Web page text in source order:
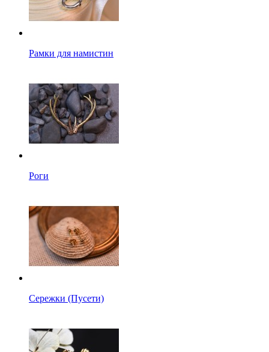
Рамки для намистин
Роги
Сережки (Пусети)